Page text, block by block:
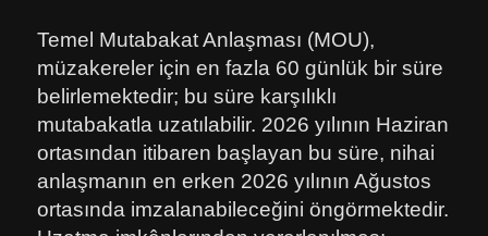
Temel Mutabakat Anlaşması (MOU),
müzakereler için en fazla 60 günlük bir süre
belirlemektedir; bu süre karşılıklı
mutabakatla uzatılabilir. 2026 yılının Haziran
ortasından itibaren başlayan bu süre, nihai
anlaşmanın en erken 2026 yılının Ağustos
ortasında imzalanabileceğini öngörmektedir.